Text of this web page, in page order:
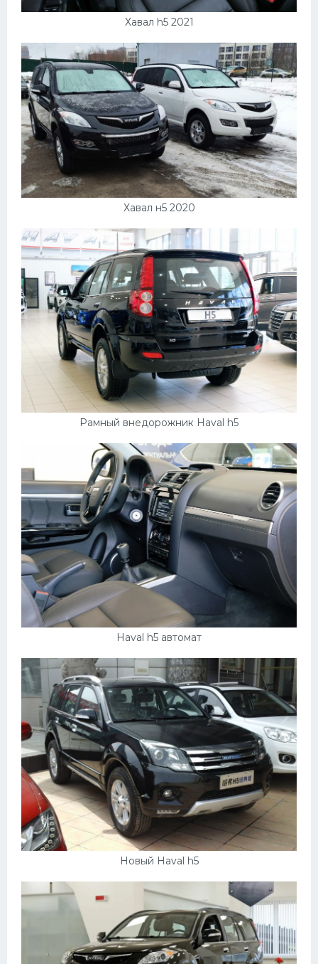
Хавал h5 2021
Хавал н5 2020
Рамный внедорожник Haval h5
Haval h5 автомат
Новый Haval h5